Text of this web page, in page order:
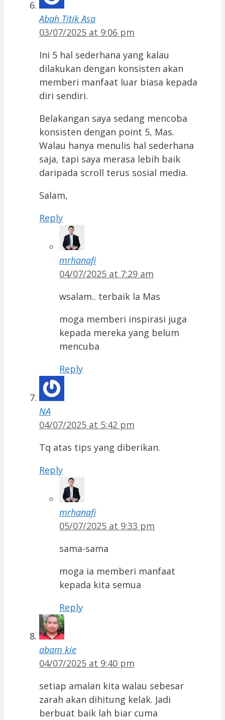
Abah Titik Asa
03/07/2025 at 9:06 pm
Ini 5 hal sederhana yang kalau
dilakukan dengan konsisten akan
memberi manfaat luar biasa kepada
diri sendiri.
Belakangan saya sedang mencoba
konsisten dengan point 5, Mas.
Walau hanya menulis hal sederhana
saja, tapi saya merasa lebih baik
daripada scroll terus sosial media.
Salam,
Reply
mrhanafi
04/07/2025 at 7:29 am
wsalam.. terbaik la Mas
moga memberi inspirasi juga
kepada mereka yang belum
mencuba
Reply
NA
04/07/2025 at 5:42 pm
Tq atas tips yang diberikan.
Reply
mrhanafi
05/07/2025 at 9:33 pm
sama-sama
moga ia memberi manfaat
kepada kita semua
Reply
abam kie
04/07/2025 at 9:40 pm
setiap amalan kita walau sebesar
zarah akan dihitung kelak. Jadi
berbuat baik lah biar cuma